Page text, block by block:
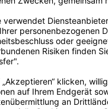
in jede
und Zurückhaltung
und Fröhlichkeit
Ozeans einfängt.